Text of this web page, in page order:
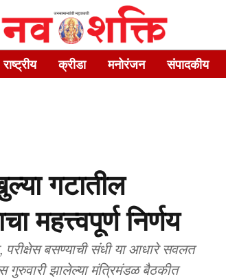
राष्ट्रीय क्रीडा मनोरंजन संपादकीय
गटातील
महत्त्वपूर्ण निर्णय
परीक्षेस बसण्याची संधी या आधारे सवलत
गुरुवारी झालेल्या मंत्रिमंडळ बैठकीत